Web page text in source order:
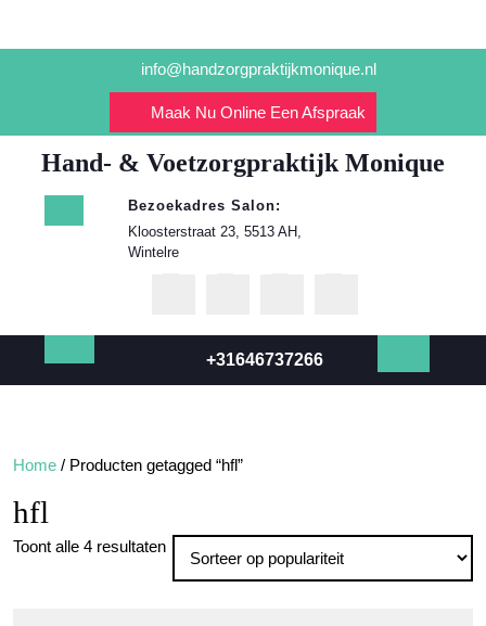
info@handzorgpraktijkmonique.nl
Maak Nu Online Een Afspraak
Hand- & Voetzorgpraktijk Monique
Bezoekadres Salon:
Kloosterstraat 23, 5513 AH,
Wintelre
Open
+31646737266
Home / Producten getagged “hfl”
hfl
Toont alle 4 resultatenGesorteerd